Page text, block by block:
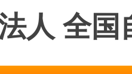
人 全